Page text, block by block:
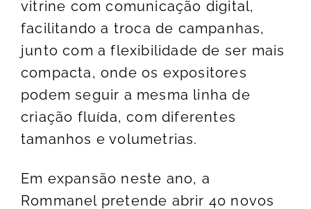
vitrine com comunicação digital,
facilitando a troca de campanhas,
junto com a flexibilidade de ser mais
compacta, onde os expositores
podem seguir a mesma linha de
criação fluída, com diferentes
tamanhos e volumetrias.
Em expansão neste ano, a
Rommanel pretende abrir 40 novos